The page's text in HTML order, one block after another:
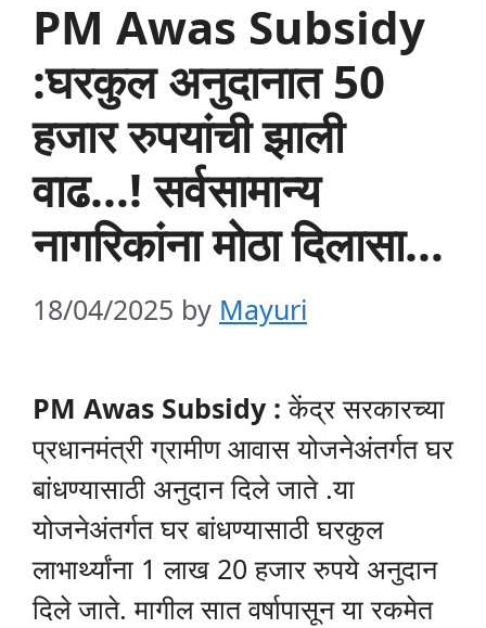
PM Awas Subsidy
:घरकुल अनुदानात 50
हजार रुपयांची झाली
वाढ…! सर्वसामान्य
नागरिकांना मोठा दिलासा…
18/04/2025 by Mayuri
PM Awas Subsidy : केंद्र सरकारच्या
प्रधानमंत्री ग्रामीण आवास योजनेअंतर्गत घर
बांधण्यासाठी अनुदान दिले जाते .या
योजनेअंतर्गत घर बांधण्यासाठी घरकुल
लाभार्थ्यांना 1 लाख 20 हजार रुपये अनुदान
दिले जाते. मागील सात वर्षापासून या रकमेत